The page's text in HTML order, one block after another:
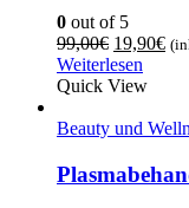
0 out of 5
99,00€ 19,90€
Weiterlesen
Quick View
Beauty und